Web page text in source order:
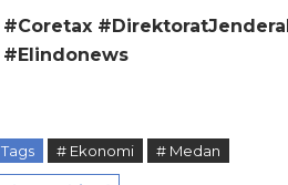
#Coretax
#Elindonews
Tags # Ekonomi # Medan